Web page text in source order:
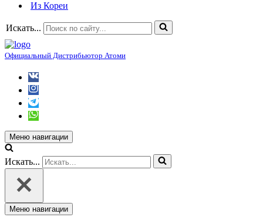
Из Кореи
Искать...
Официальный Дистрибьютор Атоми
Меню навигации
Искать...
Меню навигации